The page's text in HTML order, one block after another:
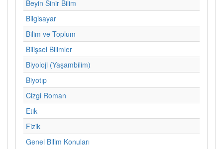
Beyin Sinir Bilim
Bilgisayar
Bilim ve Toplum
Bilişsel Bilimler
Biyoloji (Yaşambilim)
Biyotıp
Cizgi Roman
Etik
Fizik
Genel Bilim Konuları